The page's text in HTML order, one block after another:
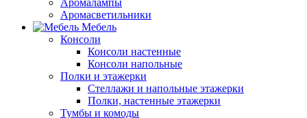
Аромалампы
Аромасветильники
Мебель
Консоли
Консоли настенные
Консоли напольные
Полки и этажерки
Стеллажи и напольные этажерки
Полки, настенные этажерки
Тумбы и комоды